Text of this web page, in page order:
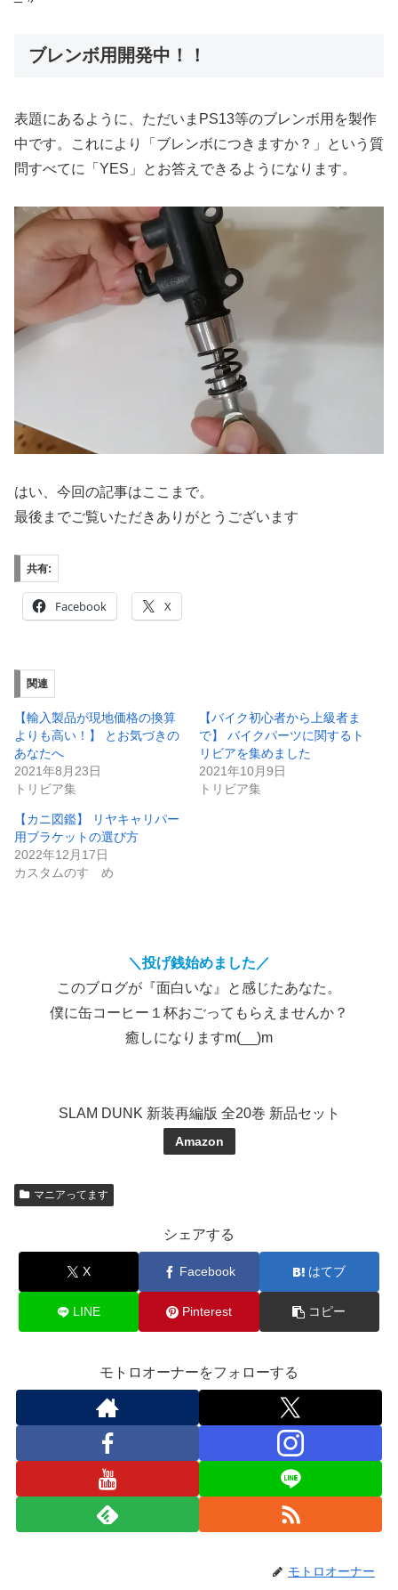
ブレンボ用開発中！！
表題にあるように、ただいまPS13等のブレンボ用を製作
中です。これにより「ブレンボにつきますか？」という質
問すべてに「YES」とお答えできるようになります。
はい、今回の記事はここまで。
最後までご覧いただきありがとうございます
共有:
Facebook X
関連
【輸入製品が現地価格の換算
よりも高い！】 とお気づきの
あなたへ
2021年8月23日
トリビア集
【バイク初心者から上級者ま
で】 バイクパーツに関するト
リビアを集めました
2021年10月9日
トリビア集
【カニ図鑑】 リヤキャリパー
用ブラケットの選び方
2022年12月17日
カスタムのすゝめ
＼投げ銭始めました／
このブログが『面白いな』と感じたあなた。
僕に缶コーヒー１杯おごってもらえませんか？
癒しになりますm(__)m
SLAM DUNK 新装再編版 全20巻 新品セット
Amazon
マニアってます
シェアする
X Facebook はてブ
LINE Pinterest コピー
モトロオーナーをフォローする
モトロオーナー